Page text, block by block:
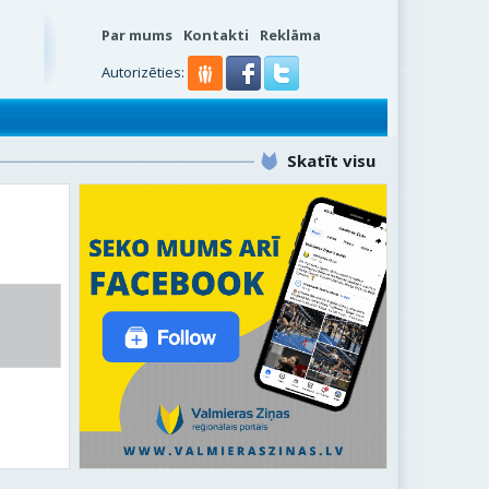
Par mums Kontakti
Reklāma
Autorizēties:
Skatīt visu